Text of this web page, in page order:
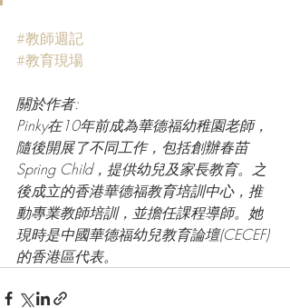
#教師週記
#教育現場
關於作者:
Pinky在10年前成為華德福幼稚園老師，
隨後開展了不同工作，包括創辦春苗
Spring Child，提供幼兒及家長教育。之
後成立的香港華德福教育培訓中心，推
動專業教師培訓，並擔任課程導師。她
現時是中國華德福幼兒教育論壇(CECEF)
的香港區代表。